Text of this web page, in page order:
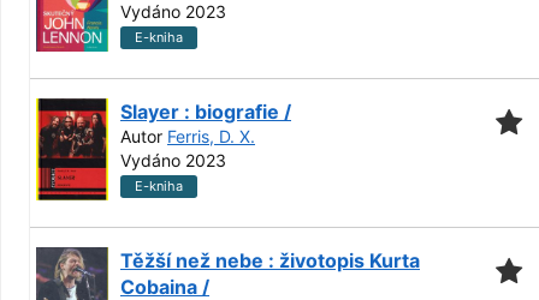
Vydáno 2023
E-kniha
Slayer : biografie /
Autor Ferris, D. X.
Vydáno 2023
E-kniha
Těžší než nebe : životopis Kurta
Cobaina /